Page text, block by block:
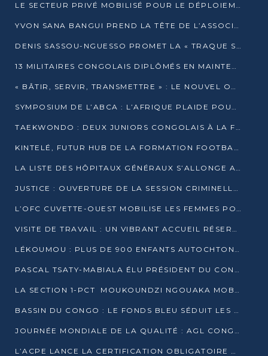
LE SECTEUR PRIVÉ MOBILISÉ POUR LE DÉPLOIEMENT DE 19 MINI-CENTRALES SOLAIRES
YVON SANA BANGUI PREND LA TÊTE DE L’ASSOCIATION DES BANQUES CENTRALES AFRICAINES
DENIS SASSOU-NGUESSO PROMET LA « TRAQUE SANS RELÂCHE » DU GRAND BANDITISME
13 MILITAIRES CONGOLAIS DIPLÔMÉS EN MAINTENANCE INDUSTRIELLE APRÈS TROIS ANS DE FORMATION À L’UNIVERSITÉ MARIEN-NGOUABI
« BÂTIR, SERVIR, TRANSMETTRE » : LE NOUVEL OUVRAGE QUI INTERPELLE LES COLLECTIVITÉS
SYMPOSIUM DE L’ABCA : L’AFRIQUE PLAIDE POUR UN FINANCEMENT CLIMATIQUE ÉQUITABLE
TAEKWONDO : DEUX JUNIORS CONGOLAIS À LA FINALE D’OPEN SYRIES 2025 À ABIDJAN
KINTELÉ, FUTUR HUB DE LA FORMATION FOOTBALLISTIQUE AFRICAINE ?
LA LISTE DES HÔPITAUX GÉNÉRAUX S’ALLONGE AU CONGO
JUSTICE : OUVERTURE DE LA SESSION CRIMINELLE À BRAZZAVILLE AVEC 52 DOSSIERS AU RÔLE
L’OFC CUVETTE-OUEST MOBILISE LES FEMMES POUR ACCUEILLIR LE PRÉSIDENT DE LA RÉPUBLIQUE
VISITE DE TRAVAIL : UN VIBRANT ACCUEIL RÉSERVÉ À DENIS SASSOU-N’GUESSO PAR L’ASSOCIATION « LES AMIS DE WOMO »
LÉKOUMOU : PLUS DE 900 ENFANTS AUTOCHTONES REÇOIVENT DES KITS SCOLAIRES GRÂCE À L’ESPACE OPOKO
PASCAL TSATY-MABIALA ÉLU PRÉSIDENT DU CONSEIL NATIONAL DE L’UPADS
LA SECTION 1-PCT MOUKOUNDZI NGOUAKA MOBILISE 100 000 FCFA POUR LE 6ᵉ CONGRÈS DU PARTI
BASSIN DU CONGO : LE FONDS BLEU SÉDUIT LES BAILLEURS À BELÉM
JOURNÉE MONDIALE DE LA QUALITÉ : AGL CONGO FORME ET SENSIBILISE LES JEUNES TALENTS
L’ACPE LANCE LA CERTIFICATION OBLIGATOIRE DES CONTRATS DE TRAVAIL DES TRANSPORTEURS